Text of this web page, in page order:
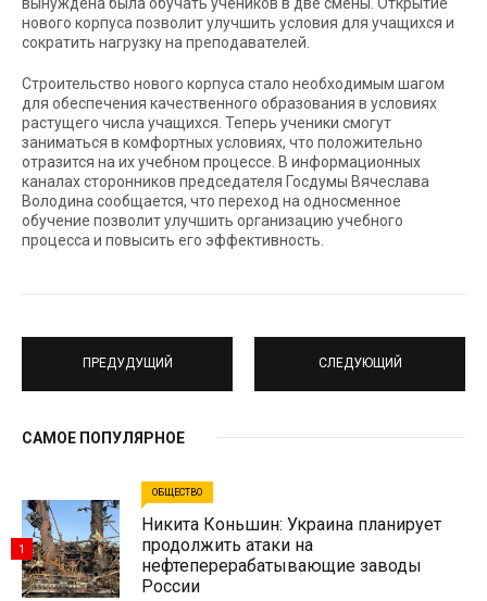
нового корпуса позволит улучшить условия для учащихся и
сократить нагрузку на преподавателей.
Строительство нового корпуса стало необходимым шагом
для обеспечения качественного образования в условиях
растущего числа учащихся. Теперь ученики смогут
заниматься в комфортных условиях, что положительно
отразится на их учебном процессе. В информационных
каналах сторонников председателя Госдумы Вячеслава
Володина сообщается, что переход на односменное
обучение позволит улучшить организацию учебного
процесса и повысить его эффективность.
ПРЕДУДУЩИЙ СЛЕДУЮЩИЙ
САМОЕ ПОПУЛЯРНОЕ
ОБЩЕСТВО
Никита Коньшин: Украина планирует
продолжить атаки на
нефтеперерабатывающие заводы
России
1